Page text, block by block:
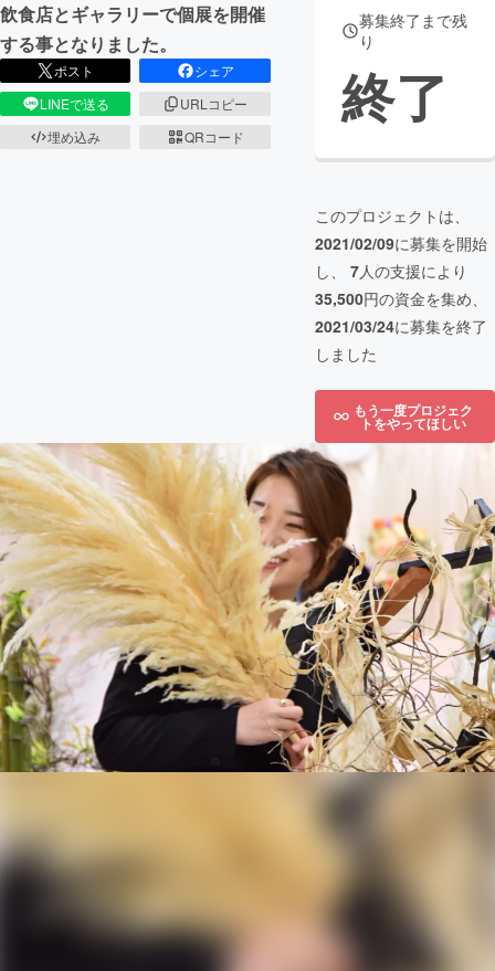
飲食店とギャラリーで個展を開催
する事となりました。
ポスト
シェア
LINEで送る
URLコピー
埋め込み
QRコード
募集終了まで残
り
終了
このプロジェクトは、
2021/02/09に募集を開始
し、 7人の支援により
35,500円の資金を集め、
2021/03/24に募集を終了
しました
もう一度プロジェク
トをやってほしい